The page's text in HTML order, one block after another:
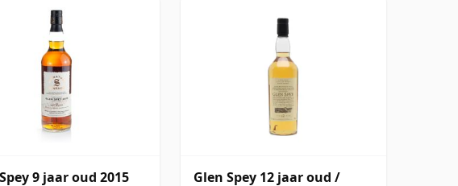
9 jaar oud 2015
Glen Spey 12 jaar oud /